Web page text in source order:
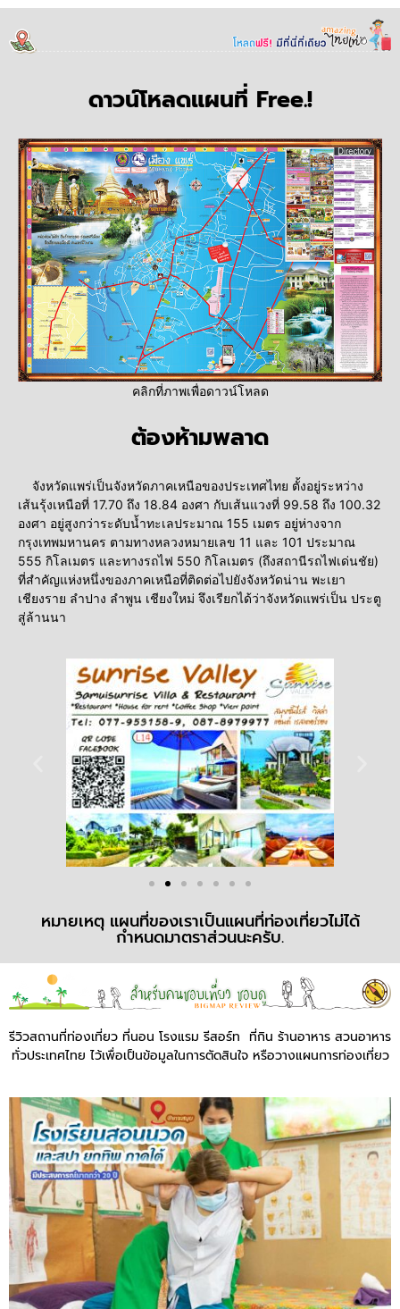
ดาวน์โหลดแผนที่ Free.!
คลิกที่ภาพเพื่อดาวน์โหลด
ต้องห้ามพลาด
จังหวัดแพร่เป็นจังหวัดภาคเหนือของประเทศไทย ตั้งอยู่ระหว่าง
เส้นรุ้งเหนือที่ 17.70 ถึง 18.84 องศา กับเส้นแวงที่ 99.58 ถึง 100.32
องศา อยู่สูงกว่าระดับน้ำทะเลประมาณ 155 เมตร อยู่ห่างจาก
กรุงเทพมหานคร ตามทางหลวงหมายเลข 11 และ 101 ประมาณ
555 กิโลเมตร และทางรถไฟ 550 กิโลเมตร (ถึงสถานีรถไฟเด่นชัย)
ที่สำคัญแห่งหนึ่งของภาคเหนือที่ติดต่อไปยังจังหวัดน่าน พะเยา
เชียงราย ลำปาง ลำพูน เชียงใหม่ จึงเรียกได้ว่าจังหวัดแพร่เป็น ประตู
สู่ล้านนา
หมายเหตุ แผนที่ของเราเป็นแผนที่ท่องเที่ยวไม่ได้
กำหนดมาตราส่วนนะครับ.
รีวิวสถานที่ท่องเที่ยว ที่นอน โรงแรม รีสอร์ท ที่กิน ร้านอาหาร สวนอาหาร
ทั่วประเทศไทย ไว้เพื่อเป็นข้อมูลในการตัดสินใจ หรือวางแผนการท่องเที่ยว